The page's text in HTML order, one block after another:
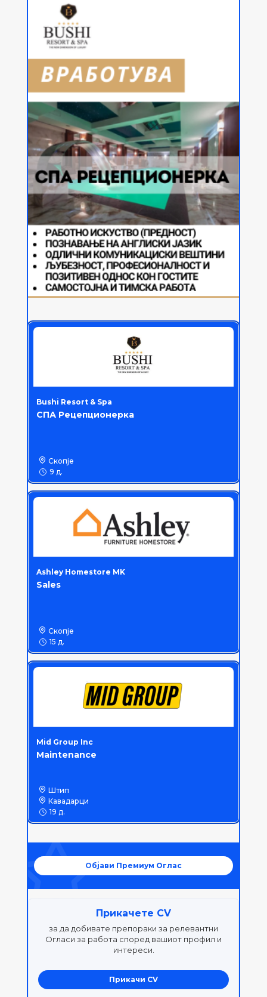
Bushi Resort & Spa
СПА Рецепционерка
Скопје
9 д.
Ashley Homestore MK
Sales
Скопје
15 д.
Mid Group Inc
Maintenance
Штип
Кавадарци
19 д.
Објави Премиум Оглас
Прикачете CV
за да добивате препораки за релевантни
Огласи за работа според вашиот профил и
интереси.
Прикачи CV